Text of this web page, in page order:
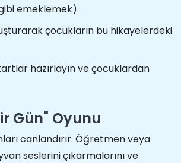
emeklemek).
çocukların bu hikayelerdeki
hazırlayın ve çocuklardan
Gün" Oyunu
canlandırır. Öğretmen veya
seslerini çıkarmalarını ve